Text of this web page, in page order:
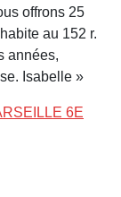
offrons 25
au 152 r.
années,
Isabelle »
6E